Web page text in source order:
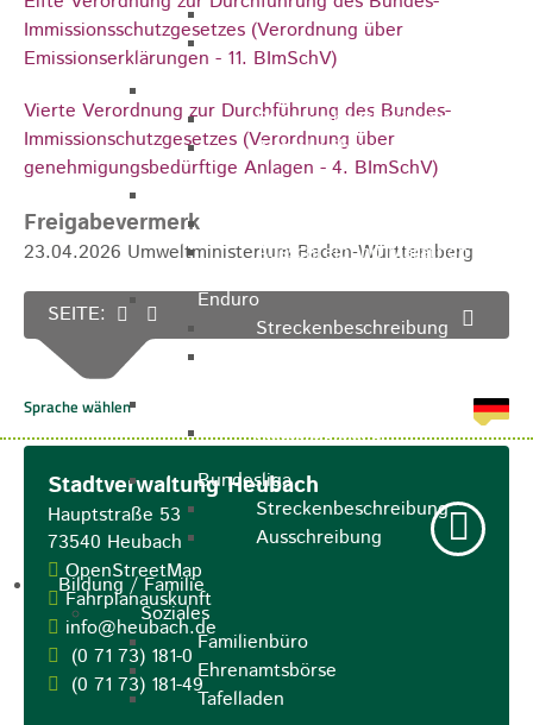
Sponsoren
Presse
Streckenbeschreibung
Ausschreibung
Ausschreibung Marathon
Enduro
Streckenbeschreibung
Ausschreibung
Bundesliga
Streckenbeschreibung
Ausschreibung
Bildung / Familie
Soziales
Familienbüro
Ehrenamtsbörse
Tafelladen
Immissionsschutzgesetzes (Verordnung über
Emissionserklärungen - 11. BImSchV)
Vierte Verordnung zur Durchführung des Bundes-
Immissionschutzgesetzes (Verordnung über
genehmigungsbedürftige Anlagen - 4. BImSchV)
Freigabevermerk
23.04.2026 Umweltministerium Baden-Württemberg
SEITE:
Stadtverwaltung Heubach
Hauptstraße 53
73540 Heubach
OpenStreetMap
Fahrplanauskunft
info@heubach.de
(0 71 73) 181-0
(0 71 73) 181-49